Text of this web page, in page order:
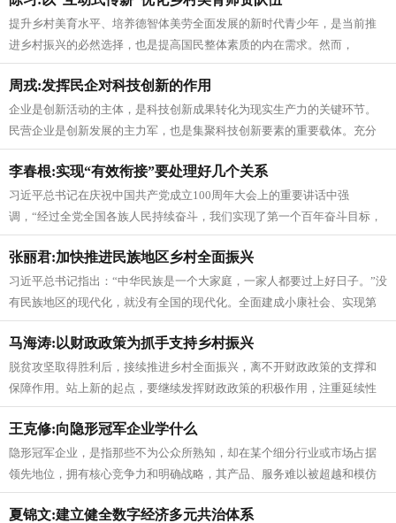
提升乡村美育水平、培养德智体美劳全面发展的新时代青少年，是当前推
进乡村振兴的必然选择，也是提高国民整体素质的内在需求。然而，
让“美”的星星之火在乡村学生心里生根...
周戎:发挥民企对科技创新的作用
企业是创新活动的主体，是科技创新成果转化为现实生产力的关键环节。
民营企业是创新发展的主力军，也是集聚科技创新要素的重要载体。充分
发挥民营企业在科技创新中的重要作...
李春根:实现“有效衔接”要处理好几个关系
习近平总书记在庆祝中国共产党成立100周年大会上的重要讲话中强
调，“经过全党全国各族人民持续奋斗，我们实现了第一个百年奋斗目标，
在中华大地上全面建成了小康社会，...
张丽君:加快推进民族地区乡村全面振兴
习近平总书记指出：“中华民族是一个大家庭，一家人都要过上好日子。”没
有民族地区的现代化，就没有全国的现代化。全面建成小康社会、实现第
一个百年奋斗目标之后，我们乘...
马海涛:以财政政策为抓手支持乡村振兴
脱贫攻坚取得胜利后，接续推进乡村全面振兴，离不开财政政策的支撑和
保障作用。站上新的起点，要继续发挥财政政策的积极作用，注重延续性
和全面性，坚持多角度多层次推进，...
王克修:向隐形冠军企业学什么
隐形冠军企业，是指那些不为公众所熟知，却在某个细分行业或市场占据
领先地位，拥有核心竞争力和明确战略，其产品、服务难以被超越和模仿
的中小型企业。隐形冠军企业的生存...
夏锦文:建立健全数字经济多元共治体系